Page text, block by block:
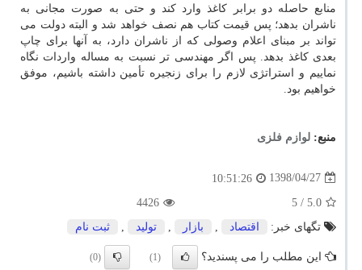
منابع حاصله دو برابر كاغذ وارد كند و حتی به صورت مجانی به
ناشران بدهد؛ پس قیمت كتاب هم نصف خواهد شد و البته دولت می
تواند بر مبنای اعلام وصولی كه از ناشران دارد، به آنها برای چاپ
بعدی كاغذ بدهد. پس اگر مهندسی تر نسبت به مساله واردات نگاه
نماییم و استراتژی لازم را برای زنجیره تأمین داشته باشیم، موفق
خواهیم بود.
منبع: لوازم فلزی
1398/04/27
10:51:26
5.0
/ 5
4426
تگهای خبر:
اقتصاد , بازار , تولید , ثبت نام
این مطلب را می پسندید؟ (1)
(0)